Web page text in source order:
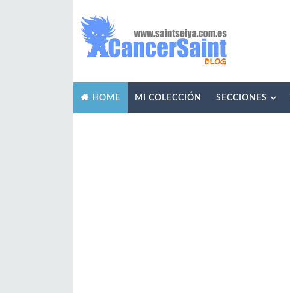
HOME MI COLECCIÓN SECCIONES